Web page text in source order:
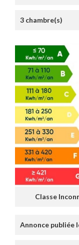
3 chambre(s)
Classe
Annonce publiée